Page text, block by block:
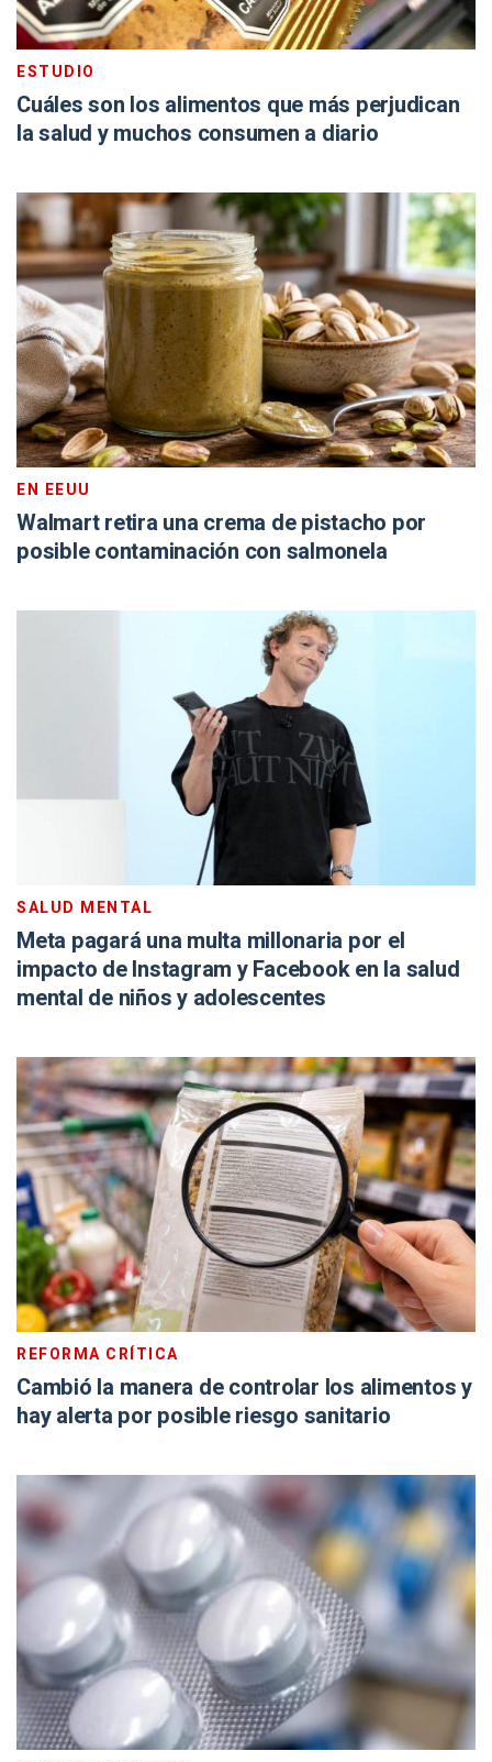
ESTUDIO
Cuáles son los alimentos que más perjudican
la salud y muchos consumen a diario
EN EEUU
Walmart retira una crema de pistacho por
posible contaminación con salmonela
SALUD MENTAL
Meta pagará una multa millonaria por el
impacto de Instagram y Facebook en la salud
mental de niños y adolescentes
REFORMA CRÍTICA
Cambió la manera de controlar los alimentos y
hay alerta por posible riesgo sanitario